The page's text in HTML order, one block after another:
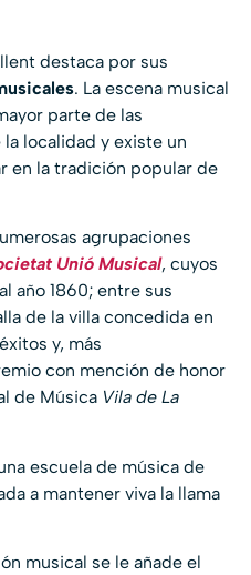
destaca por sus
. La escena musical
parte de las
localidad y existe un
en la tradición popular de
agrupaciones
Unió Musical, cuyos
año 1860; entre sus
de la villa concedida en
y, más
con mención de honor
de Música Vila de La
escuela de música de
a mantener viva la llama
musical se le añade el